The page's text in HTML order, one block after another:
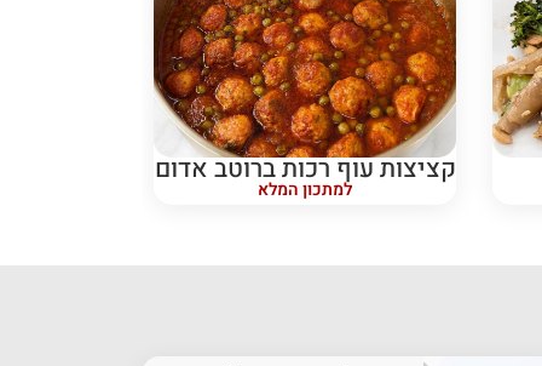
קציצות עוף רכות ברוטב אדום
למתכון המלא